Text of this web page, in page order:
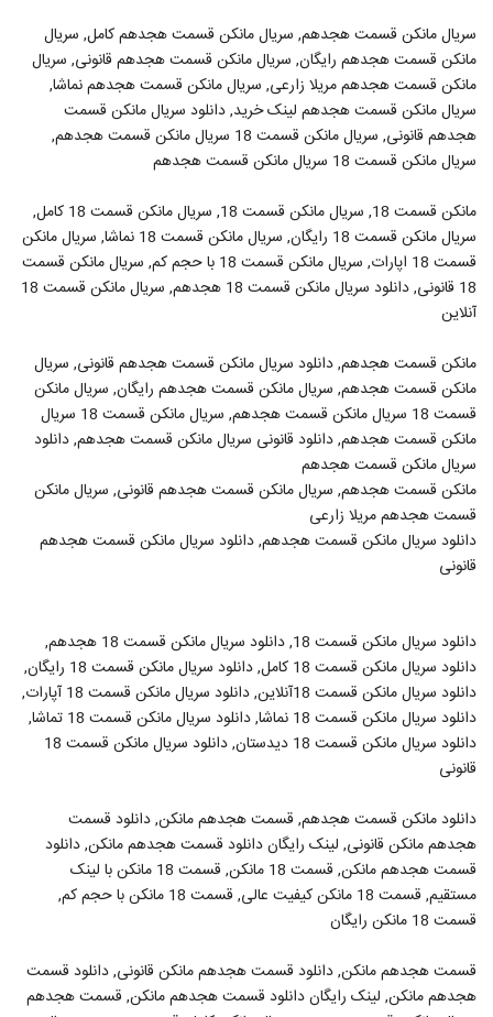
سریال مانکن قسمت هجدهم, سریال مانکن قسمت هجدهم کامل, سریال
مانکن قسمت هجدهم رایگان, سریال مانکن قسمت هجدهم قانونی, سریال
مانکن قسمت هجدهم مریلا زارعی, سریال مانکن قسمت هجدهم نماشا,
سریال مانکن قسمت هجدهم لینک خرید, دانلود سریال مانکن قسمت
هجدهم قانونی, سریال مانکن قسمت 18 سریال مانکن قسمت هجدهم,
سریال مانکن قسمت 18 سریال مانکن قسمت هجدهم
مانکن قسمت 18, سریال مانکن قسمت 18, سریال مانکن قسمت 18 کامل,
سریال مانکن قسمت 18 رایگان, سریال مانکن قسمت 18 نماشا, سریال مانکن
قسمت 18 اپارات, سریال مانکن قسمت 18 با حجم کم, سریال مانکن قسمت
18 قانونی, دانلود سریال مانکن قسمت 18 هجدهم, سریال مانکن قسمت 18
آنلاین
مانکن قسمت هجدهم, دانلود سریال مانکن قسمت هجدهم قانونی, سریال
مانکن قسمت هجدهم, سریال مانکن قسمت هجدهم رایگان, سریال مانکن
قسمت 18 سریال مانکن قسمت هجدهم, سریال مانکن قسمت 18 سریال
مانکن قسمت هجدهم, دانلود قانونی سریال مانکن قسمت هجدهم, دانلود
سریال مانکن قسمت هجدهم
مانکن قسمت هجدهم, سریال مانکن قسمت هجدهم قانونی, سریال مانکن
قسمت هجدهم مریلا زارعی
دانلود سریال مانکن قسمت هجدهم, دانلود سریال مانکن قسمت هجدهم
قانونی
دانلود سریال مانکن قسمت 18, دانلود سریال مانکن قسمت 18 هجدهم,
دانلود سریال مانکن قسمت 18 کامل, دانلود سریال مانکن قسمت 18 رایگان,
دانلود سریال مانکن قسمت 18آنلاین, دانلود سریال مانکن قسمت 18 آپارات,
دانلود سریال مانکن قسمت 18 نماشا, دانلود سریال مانکن قسمت 18 تماشا,
دانلود سریال مانکن قسمت 18 دیدستان, دانلود سریال مانکن قسمت 18
قانونی
دانلود مانکن قسمت هجدهم, قسمت هجدهم مانکن, دانلود قسمت
هجدهم مانکن قانونی, لینک رایگان دانلود قسمت هجدهم مانکن, دانلود
قسمت هجدهم مانکن, قسمت 18 مانکن, قسمت 18 مانکن با لینک
مستقیم, قسمت 18 مانکن کیفیت عالی, قسمت 18 مانکن با حجم کم,
قسمت 18 مانکن رایگان
قسمت هجدهم مانکن, دانلود قسمت هجدهم مانکن قانونی, دانلود قسمت
هجدهم مانکن, لینک رایگان دانلود قسمت هجدهم مانکن, قسمت هجدهم